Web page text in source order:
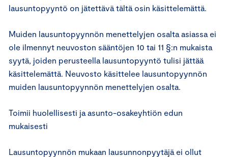
lausuntopyyntö on jätettävä tältä osin käsittelemättä.
Muiden lausuntopyynnön menettelyjen osalta asiassa ei
ole ilmennyt neuvoston sääntöjen 10 tai 11 §:n mukaista
syytä, joiden perusteella lausuntopyyntö tulisi jättää
käsittelemättä. Neuvosto käsittelee lausuntopyynnön
muiden lausuntopyynnön menettelyjen osalta.
Toimii huolellisesti ja asunto-osakeyhtiön edun
mukaisesti
Lausuntopyynnön mukaan lausunnonpyytäjä ei ollut